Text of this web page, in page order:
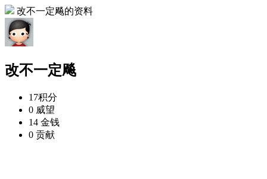
改不一定飚的资料
改不一定飚
17积分
0 威望
14 金钱
0 贡献